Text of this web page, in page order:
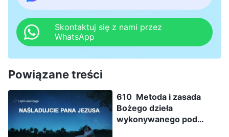
Skontaktuj się z nami przez
WhatsApp
Powiązane treści
610 Metoda i zasada
Bożego dzieła
wykonywanego pod